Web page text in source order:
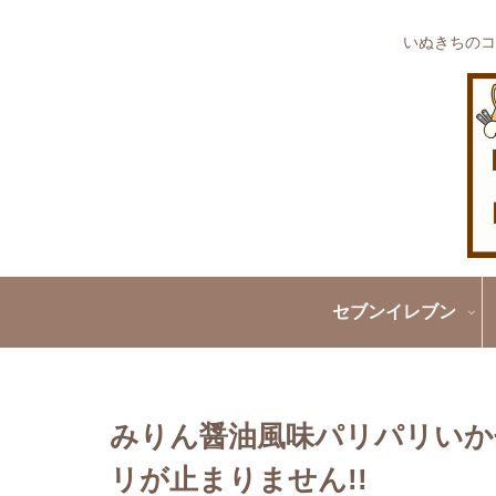
いぬきちの
セブンイレブン
みりん醤油風味パリパリい
リが止まりません!!